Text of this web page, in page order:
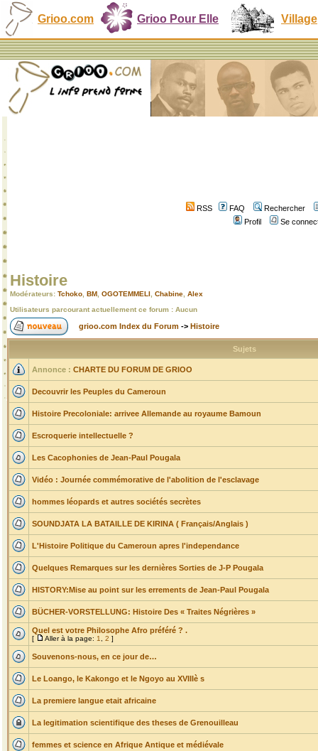
Grioo.com Grioo Pour Elle Village
RSS FAQ
Rechercher
Profil
Se
Histoire
Modérateurs: Tchoko BM OGOTEMMELI Chabine Alex
Utilisateurs parcourant actuellement ce forum : Aucun
grioo.com Index du Forum -> Histoire
Sujets
Annonce : CHARTE DU FORUM DE GRIOO
Decouvrir les Peuples du Cameroun
Histoire Precoloniale: arrivee Allemande au royaume Bamoun
Escroquerie intellectuelle ?
Les Cacophonies de Jean-Paul Pougala
Vidéo : Journée commémorative de l'abolition de l'esclavage
hommes léopards et autres sociétés secrètes
SOUNDJATA LA BATAILLE DE KIRINA ( Français/Anglais )
L'Histoire Politique du Cameroun apres l'independance
Quelques Remarques sur les dernières Sorties de J-P Pougala
HISTORY:Mise au point sur les errements de Jean-Paul Pougala
BÜCHER-VORSTELLUNG: Histoire Des « Traites Négrières »
Quel est votre Philosophe Afro préféré ? .
[ Aller à la page: 1 2 ]
Souvenons-nous, en ce jour de…
Le Loango, le Kakongo et le Ngoyo au XVIIIè s
La premiere langue etait africaine
La legitimation scientifique des theses de Grenouilleau
femmes et science en Afrique Antique et médiévale